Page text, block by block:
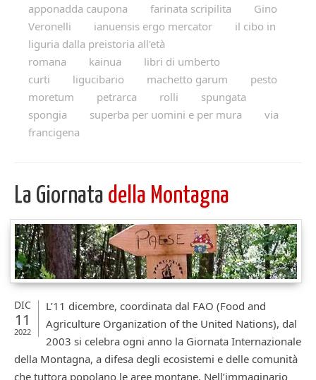
apponadda caupona farinata scripilita
Gino
Veronelli
ianuensis ergo mercator
il cibo in
liguria dalla preistoria all'età
romana
kainua
libri di umberto
curti
ligucibario machetto garum
pesto
moretum
petrarca rolli
spungata
spongia
superba per uomini e per mura
via
francigena
La Giornata della Montagna
DIC
11
2022
L’11 dicembre, coordinata dal FAO (Food and
Agriculture Organization of the United Nations), dal
2003 si celebra ogni anno la Giornata Internazionale
della Montagna, a difesa degli ecosistemi e delle comunità
che tuttora popolano le aree montane. Nell’immaginario